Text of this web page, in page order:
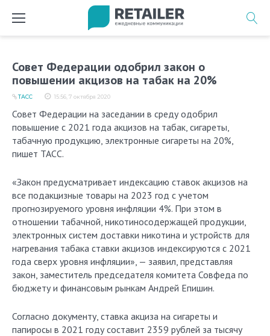
Совет Федерации одобрил закон о
повышении акцизов на табак на 20%
15:56, 7 октября 2020
ТАСС
Совет Федерации на заседании в среду одобрил
повышение c 2021 года акцизов на табак, сигареты,
табачную продукцию, электронные сигареты на 20%,
пишет ТАСС.
«Закон предусматривает индексацию ставок акцизов на
все подакцизные товары на 2023 год с учетом
прогнозируемого уровня инфляции 4%. При этом в
отношении табачной, никотиносодержащей продукции,
электронных систем доставки никотина и устройств для
нагревания табака ставки акцизов индексируются с 2021
года сверх уровня инфляции», — заявил, представляя
закон, заместитель председателя комитета Совфеда по
бюджету и финансовым рынкам Андрей Епишин.
Согласно документу, cтавка акциза на сигареты и
папиросы в 2021 году составит 2359 рублей за тысячу